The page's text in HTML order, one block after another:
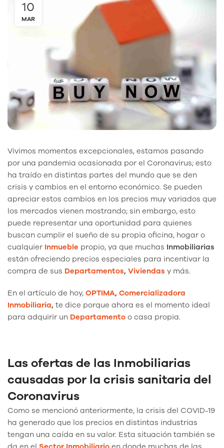
10
MAR
Vivimos momentos excepcionales, estamos pasando
por una pandemia ocasionada por el Coronavirus; esto
ha traído en distintas partes del mundo que se den
crisis y cambios en el entorno económico. Se pueden
apreciar estos cambios en los precios muy variados que
los mercados vienen mostrando; sin embargo, esto
puede representar una oportunidad para quienes
buscan cumplir el sueño de su propia oficina, hogar o
cualquier Inmueble propio, ya que muchas Inmobiliarias
están ofreciendo precios especiales para incentivar la
compra de sus Departamentos, Viviendas y más.
En el artículo de hoy, OPTIMA, Comercializadora
Inmobiliaria, te dice porque ahora es el momento ideal
para adquirir un Departamento o casa propia.
Las ofertas de las Inmobiliarias
causadas por la crisis sanitaria del
Coronavirus
Como se mencionó anteriormente, la crisis del COVID-19
ha generado que los precios en distintas industrias
tengan una caída en su valor. Esta situación también se